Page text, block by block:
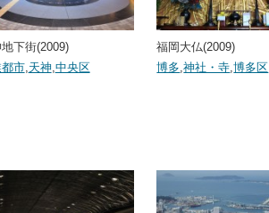
下街(2009)
市, 天神, 中央区
福岡大仏(2009)
博多 ,神社・寺 ,博多区